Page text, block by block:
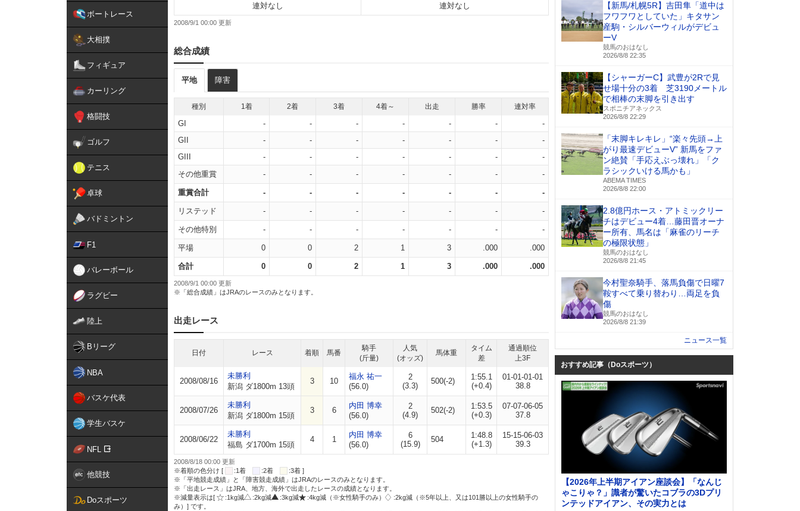
ボートレース
大相撲
フィギュア
カーリング
格闘技
ゴルフ
テニス
卓球
バドミントン
F1
バレーボール
ラグビー
陸上
Bリーグ
NBA
バスケ代表
学生バスケ
NFL
他競技
Doスポーツ
連対なし 連対なし
2008/9/1 00:00
総合成績
平地 障害
種別 1着 2着 3着 4着～ 出走 勝率 連対率
GI - - - - - -
-
GII
- - - - - -
-
GIII
- - - - - -
-
その他重賞
- - - - - - -
重賞合計 - - - - - - -
リステッド - - - - - - -
その他特別 - - - - - - -
平場 0 0 2 1 3 .000 .000
合計 0 0 2 1 3 .000 .000
2008/9/1 00:00 更新
※「総合成績」はJRAのレースのみとなります。
出走レース
日付 レース 着順 馬番
騎手
(斤量)
人気
(オッズ)
馬体重
タイム
差
通過順位
上3F
2008/08/16
未勝利
新潟 ダ1800m 13頭
3 10
福永 祐一
(56.0)
2
(3.3)
500(-2)
1:55.1
(+0.4)
01-01-01-01
38.8
2008/07/26
未勝利
新潟 ダ1800m 15頭
3 6
内田 博幸
(56.0)
2
(4.9)
502(-2)
1:53.5
(+0.3)
07-07-06-05
37.8
2008/06/22
未勝利
福島 ダ1700m 15頭
4 1
内田 博幸
(56.0)
6
(15.9)
504
1:48.8
(+1.3)
15-15-06-03
39.3
2008/8/18 00:00 更新
※着順の色分け [
:1着 :2着
:3着 ]
※「平地競走成績」と「障害競走成績」はJRAのレースのみとなります。
※「出走レース」はJRA、地方、海外で出走したレースの成績となります。
※減量表示は[
:1kg減 :2kg減 :3kg減 :4kg減（※女性騎手のみ）
:2kg減（※5年以上、又は101勝以上の女性騎手の
み）] です。
【新馬/札幌5R】吉田隼「道中は
フワフワとしていた」キタサン
産駒・シルバーウィルがデビュ
ーV
競馬のおはなし
2026/8/8 22:35
【シャーガーC】武豊が2Rで見
せ場十分の3着 芝3190メートル
で相棒の末脚を引き出す
スポニチアネックス
2026/8/8 22:29
「末脚キレキレ」“楽々先頭→上
がり最速デビューV” 新馬をファ
ン絶賛「手応えぶっ壊れ」「ク
ラシックいける馬かも」
ABEMA TIMES
2026/8/8 22:00
2.8億円ホース・アトミックリー
チはデビュー4着…藤田晋オーナ
ー所有、馬名は「麻雀のリーチ
の極限状態」
競馬のおはなし
2026/8/8 21:45
今村聖奈騎手、落馬負傷で日曜7
鞍すべて乗り替わり…両足を負
傷
競馬のおはなし
2026/8/8 21:39
ニュース一覧
おすすめ記事（Doスポーツ）
【2026年上半期アイアン座談会】「なんじ
ゃこりゃ？」識者が驚いたコブラの3Dプリ
ンテッドアイアン、その実力とは